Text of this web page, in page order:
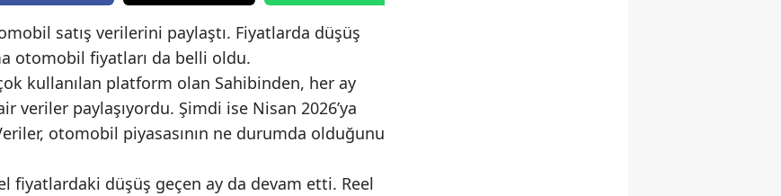
Erzurum
Gaziantep
Giresun
Gümüşhane
satış verilerini paylaştı. Fiyatlarda düşüş
otomobil fiyatları da belli oldu.
kullanılan platform olan Sahibinden, her ay
veriler paylaşıyordu. Şimdi ise Nisan 2026’ya
otomobil piyasasının ne durumda olduğunu
fiyatlardaki düşüş geçen ay da devam etti. Reel